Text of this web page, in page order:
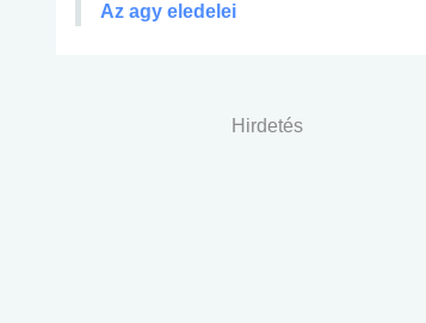
Az agy eledelei
Hirdetés